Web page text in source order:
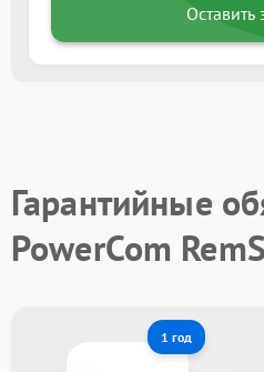
Оставить
Гарантийные
PowerCom
1 год